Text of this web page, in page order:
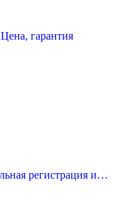
гарантия
регистрация и…